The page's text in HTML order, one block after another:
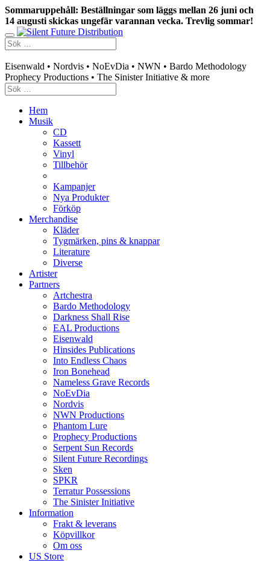
Sommaruppehåll: Beställningar som läggs mellan 26 juni och
14 augusti skickas ungefär varannan vecka. Trevlig sommar!
Eisenwald • Nordvis • NoEvDia • NWN • Bardo Methodology
Prophecy Productions • The Sinister Initiative & more
Hem
Musik
CD
Kassett
Vinyl
Tillbehör
Kampanjer
Nya Produkter
Förköp
Merchandise
Kläder
Tygmärken, pins & knappar
Literature
Diverse
Artister
Partners
Artchestra
Bardo Methodology
Darkness Shall Rise
EAL Productions
Eisenwald
Hinsides Publications
Into Endless Chaos
Iron Bonehead
Nameless Grave Records
NoEvDia
Nordvis
NWN Productions
Phantom Lure
Prophecy Productions
Serpent Sun Records
Silent Future Recordings
Sken
SPKR
Terratur Possessions
The Sinister Initiative
Information
Frakt & leverans
Köpvillkor
Om oss
US Store